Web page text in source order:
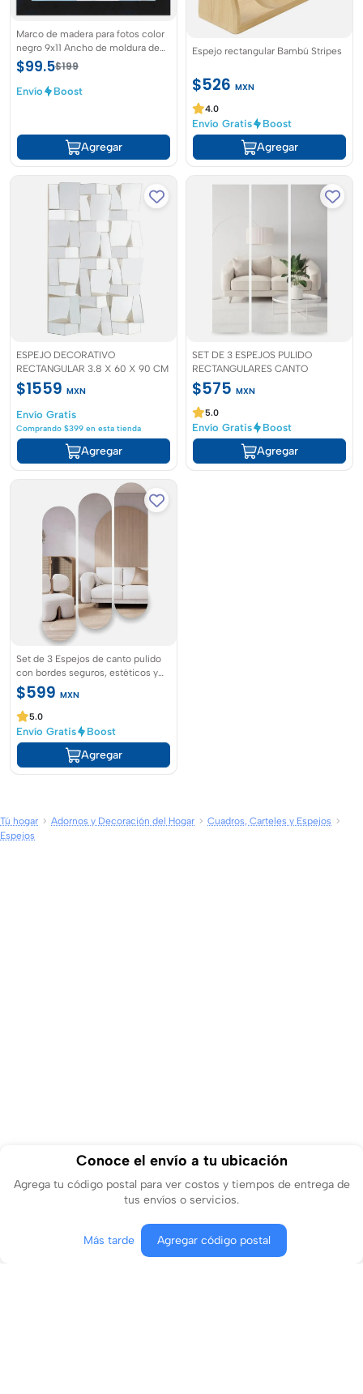
Conoce el envío a tu ubicación
Agrega tu código postal para ver costos y tiempos de entrega de
tus envíos o servicios.
Más tarde Agregar código postal
Agregar al carrito Comprar ahora
Marco de madera para fotos color
negro 9x11 Ancho de moldura de
0,75 pulgadas
$99.5$199
Envío Boost
Agregar
Espejo rectangular Bambú Stripes
$526 MXN
4.0
Envío Gratis Boost
Agregar
ESPEJO DECORATIVO
RECTANGULAR 3.8 X 60 X 90 CM
$1559 MXN
Envío Gratis
Comprando $399 en esta tienda
Agregar
SET DE 3 ESPEJOS PULIDO
RECTANGULARES CANTO
$575 MXN
5.0
Envío Gratis Boost
Agregar
Set de 3 Espejos de canto pulido
con bordes seguros, estéticos y
sin filos cortantes
$599 MXN
5.0
Envío Gratis Boost
Agregar
Tú hogar Adornos y Decoración del Hogar
Cuadros, Carteles y Espejos
Espejos